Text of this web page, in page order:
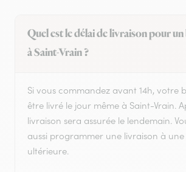
Quel est le délai de livraison pour
à Saint-Vrain ?
Si vous commandez avant 14h, votre
être livré le jour même à Saint-Vrain.
livraison sera assurée le lendemain.
aussi programmer une livraison à
ultérieure.